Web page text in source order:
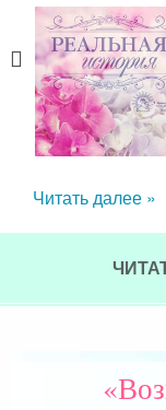
Читать далее »